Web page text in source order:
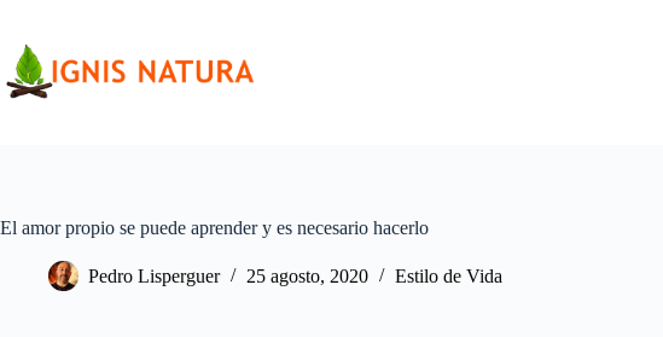
contenido
El amor propio se puede aprender y es necesario hacerlo
Pedro Lisperguer 25 agosto, 2020 Estilo de Vida